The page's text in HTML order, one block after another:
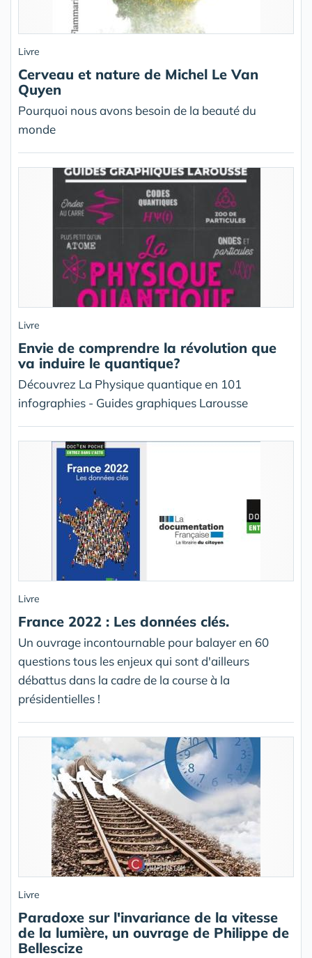
Livre
Cerveau et nature de Michel Le Van
Quyen
Pourquoi nous avons besoin de la beauté du
monde
Livre
Envie de comprendre la révolution que
va induire le quantique?
Découvrez La Physique quantique en 101
infographies - Guides graphiques Larousse
Livre
France 2022 : Les données clés.
Un ouvrage incontournable pour balayer en 60
questions tous les enjeux qui sont d'ailleurs
débattus dans la cadre de la course à la
présidentielles !
Livre
Paradoxe sur l'invariance de la vitesse
de la lumière, un ouvrage de Philippe de
Bellescize